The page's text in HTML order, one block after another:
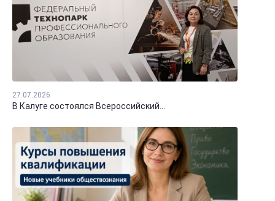
27.07.2026
В Калуге состоялся Всероссийский...